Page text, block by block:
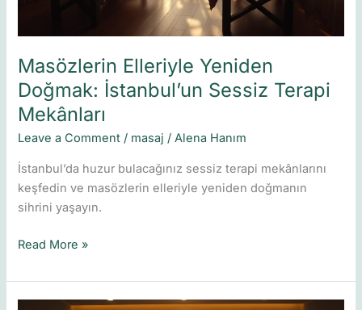
Masözlerin Elleriyle Yeniden
Doğmak: İstanbul’un Sessiz Terapi
Mekânları
Leave a Comment / masaj /Alena Hanım
İstanbul’da huzur bulacağınız sessiz terapi mekânlarını
keşfedin ve masözlerin elleriyle yeniden doğmanın
sihrini yaşayın.
Read More »